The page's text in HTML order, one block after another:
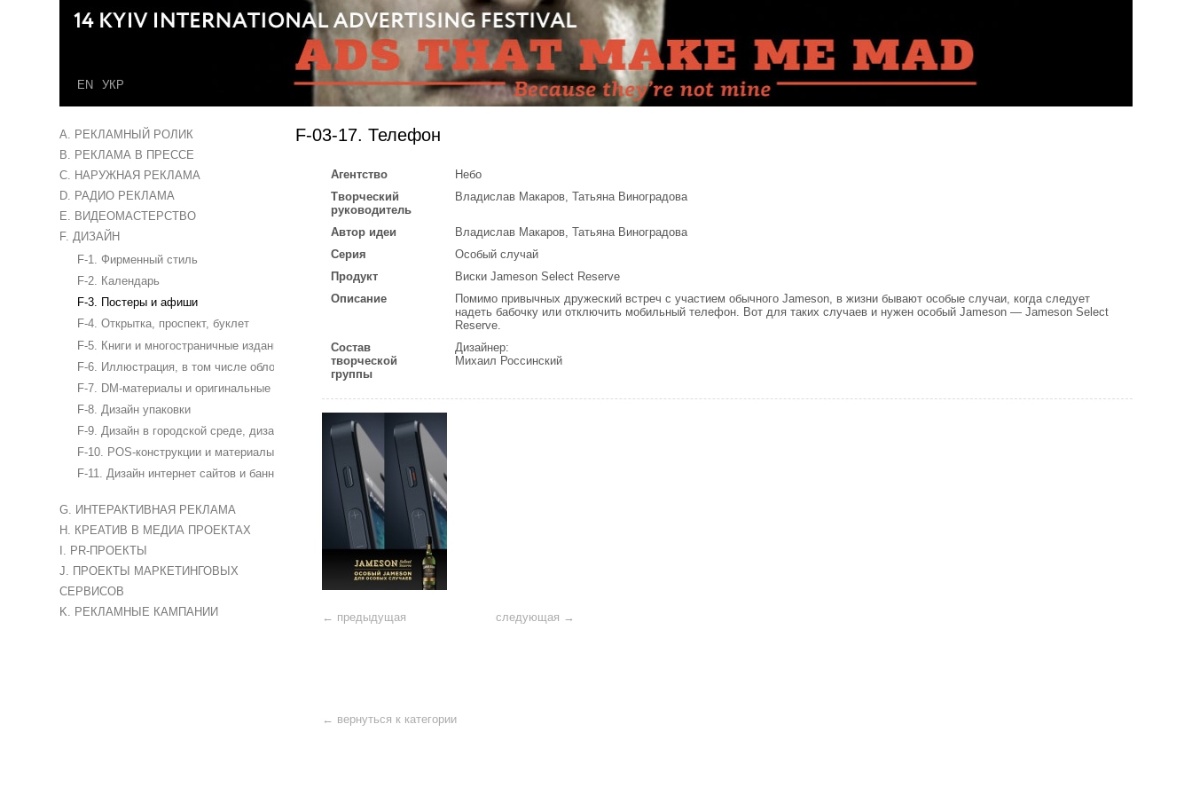
EN УКР
A. РЕКЛАМНЫЙ РОЛИК
B. РЕКЛАМА В ПРЕССЕ
C. НАРУЖНАЯ РЕКЛАМА
D. РАДИО РЕКЛАМА
E. ВИДЕОМАСТЕРСТВО
F. ДИЗАЙН
F-1. Фирменный стиль
F-2. Календарь
F-3. Постеры и афиши
F-4. Открытка, проспект, буклет
F-5. Книги и многостраничные издания
F-6. Иллюстрация, в том числе обложка журнала
F-7. DM-материалы и оригинальные бизнес-сувениры
F-8. Дизайн упаковки
F-9. Дизайн в городской среде, дизайн стендов и интерьеров
F-10. POS-конструкции и материалы
F-11. Дизайн интернет сайтов и баннеров
G. ИНТЕРАКТИВНАЯ РЕКЛАМА
H. КРЕАТИВ В МЕДИА ПРОЕКТАХ
I. PR-ПРОЕКТЫ
J. ПРОЕКТЫ МАРКЕТИНГОВЫХ
СЕРВИСОВ
K. РЕКЛАМНЫЕ КАМПАНИИ
F-03-17. Телефон
Агентство
Небо
Творческий
руководитель
Владислав Макаров, Татьяна Виноградова
Автор идеи
Владислав Макаров, Татьяна Виноградова
Серия
Особый случай
Продукт
Виски Jameson Select Reserve
Описание
Помимо привычных дружеский встреч c участием обычного Jameson, в жизни бывают особые случаи, когда следует
надеть бабочку или отключить мобильный телефон. Вот для таких случаев и нужен особый Jameson — Jameson Select
Reserve.
Состав
творческой
группы
Дизайнер:
Михаил Россинский
← предыдущая следующая →
← вернуться к категории